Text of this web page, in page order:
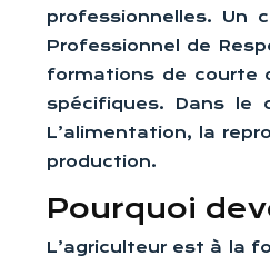
professionnelles. Un
Professionnel de
formations de courte
spécifiques. Dans le
L’alimentation, la
production.
Pourquoi
L’agriculteur est à la